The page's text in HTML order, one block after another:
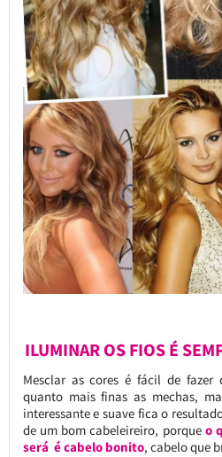
ILUMINAR OS FIOS É
Mesclar as cores é fácil de fazer
quanto mais finas as mechas,
interessante e suave fica o
de um bom cabeleireiro, porque o
será é cabelo bonito, cabelo que